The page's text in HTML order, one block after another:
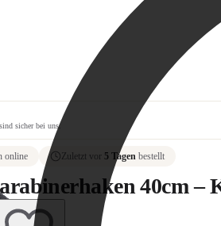
sicher bei uns.
online Zuletzt vor 5 Tagen bestellt
40cm –